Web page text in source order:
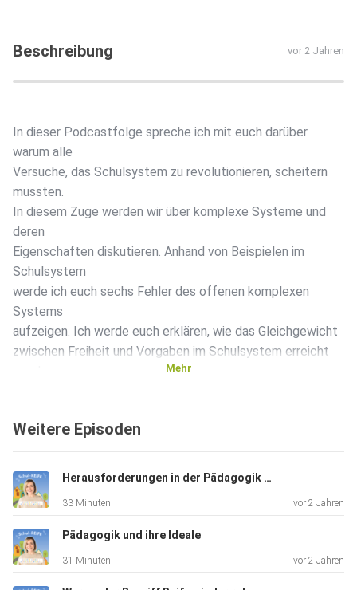
Beschreibung vor 2 Jahren
In dieser Podcastfolge spreche ich mit euch darüber
warum alle
Versuche, das Schulsystem zu revolutionieren, scheitern
mussten.
In diesem Zuge werden wir über komplexe Systeme und
deren
Eigenschaften diskutieren. Anhand von Beispielen im
Schulsystem
werde ich euch sechs Fehler des offenen komplexen
Systems
aufzeigen. Ich werde euch erklären, wie das Gleichgewicht
zwischen Freiheit und Vorgaben im Schulsystem erreicht
Webseite zum Podcast
Meine Coaching-Praxis
Mehr
Weitere Episoden
Herausforderungen in der Pädagogik und im Schulsystem
33 Minuten vor 2 Jahren
Pädagogik und ihre Ideale
31 Minuten vor 2 Jahren